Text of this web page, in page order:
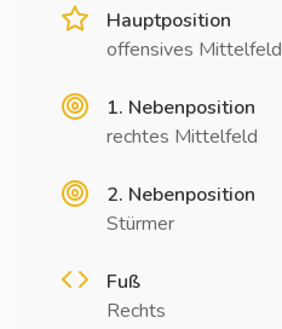
Hauptposition
offensives Mittelfeld
1. Nebenposition
rechtes Mittelfeld
2. Nebenposition
Stürmer
Fuß
Rechts